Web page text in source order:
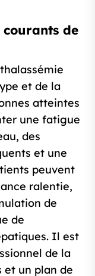
courants de
et de la
atteintes
une fatigue
des
et une
peuvent
ralentie,
de
de
Il est
de la
et un plan de